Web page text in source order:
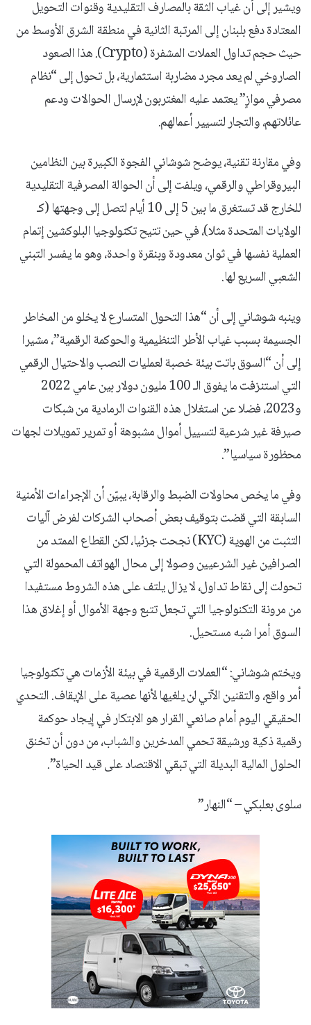
ويشير إلى أن غياب الثقة بالمصارف التقليدية وقنوات التحويل
المعتادة دفع بلبنان إلى المرتبة الثانية في منطقة الشرق الأوسط من
حيث حجم تداول العملات المشفرة (Crypto). هذا الصعود
الصاروخي لم يعد مجرد مضاربة استثمارية، بل تحول إلى “نظام
مصرفي موازٍ” يعتمد عليه المغتربون لإرسال الحوالات ودعم
عائلاتهم، والتجار لتسيير أعمالهم.
وفي مقارنة تقنية، يوضح شوشاني الفجوة الكبيرة بين النظامين
البيروقراطي والرقمي، ويلفت إلى أن الحوالة المصرفية التقليدية
للخارج قد تستغرق ما بين 5 إلى 10 أيام لتصل إلى وجهتها (كـ
الولايات المتحدة مثلا)، في حين تتيح تكنولوجيا البلوكشين إتمام
العملية نفسها في ثوان معدودة وبنقرة واحدة، وهو ما يفسر التبني
الشعبي السريع لها.
وينبه شوشاني إلى أن “هذا التحول المتسارع لا يخلو من المخاطر
الجسيمة بسبب غياب الأطر التنظيمية والحوكمة الرقمية”، مشيرا
إلى أن “السوق باتت بيئة خصبة لعمليات النصب والاحتيال الرقمي
التي استنزفت ما يفوق الـ 100 مليون دولار بين عامي 2022
و2023، فضلا عن استغلال هذه القنوات الرمادية من شبكات
صيرفة غير شرعية لتسييل أموال مشبوهة أو تمرير تمويلات لجهات
محظورة سياسيا”.
وفي ما يخص محاولات الضبط والرقابة، يبيّن أن الإجراءات الأمنية
السابقة التي قضت بتوقيف بعض أصحاب الشركات لفرض آليات
التثبت من الهوية (KYC) نجحت جزئيا، لكن القطاع الممتد من
الصرافين غير الشرعيين وصولا إلى محال الهواتف المحمولة التي
تحولت إلى نقاط تداول، لا يزال يلتف على هذه الشروط مستفيدا
من مرونة التكنولوجيا التي تجعل تتبع وجهة الأموال أو إغلاق هذا
السوق أمرا شبه مستحيل.
ويختم شوشاني: “العملات الرقمية في بيئة الأزمات هي تكنولوجيا
أمر واقع، والتقنين الآتي لن يلغيها لأنها عصية على الإيقاف. التحدي
الحقيقي اليوم أمام صانعي القرار هو الابتكار في إيجاد حوكمة
رقمية ذكية ورشيقة تحمي المدخرين والشباب، من دون أن تخنق
الحلول المالية البديلة التي تبقي الاقتصاد على قيد الحياة”.
سلوى بعلبكي – “النهار”